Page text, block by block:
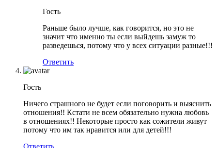
Гость
Раньше было лучше, как говорится, но это не
значит что именно ты если выйдешь замуж то
разведешься, потому что у всех ситуации разные!!!
Ответить
Гость
Ничего страшного не будет если поговорить и выяснить
отношения!! Кстати не всем обязательно нужна любовь
в отношениях!! Некоторые просто как сожители живут
потому что им так нравится или для детей!!!
Ответить